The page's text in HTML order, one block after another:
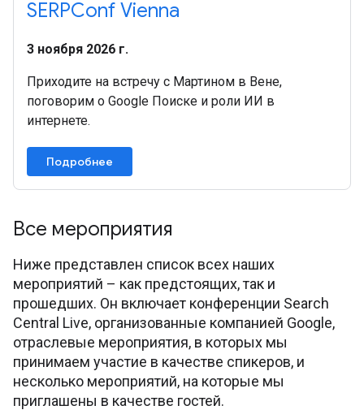
SERPConf Vienna
3 ноября 2026 г.
Приходите на встречу с Мартином в Вене,
поговорим о Google Поиске и роли ИИ в
интернете.
Подробнее
Все мероприятия
Ниже представлен список всех наших
мероприятий – как предстоящих, так и
прошедших. Он включает конференции Search
Central Live, организованные компанией Google,
отраслевые мероприятия, в которых мы
принимаем участие в качестве спикеров, и
несколько мероприятий, на которые мы
приглашены в качестве гостей.